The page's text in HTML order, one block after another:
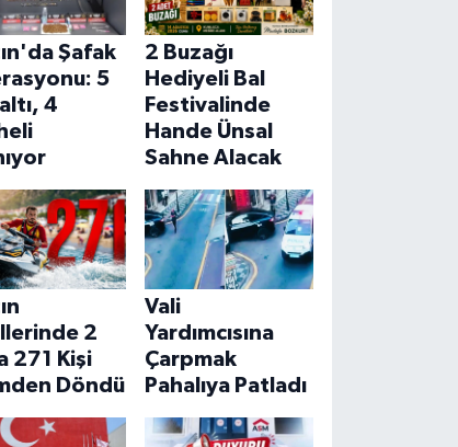
Şafak
5
4
2 Buzağı
Hediyeli Bal
Festivalinde
Hande Ünsal
Sahne Alacak
2
271 Kişi
Döndü
Vali
Yardımcısına
Çarpmak
Pahalıya Patladı